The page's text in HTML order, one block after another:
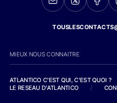
MIEUX NOUS CONNAITRE
ATLANTICO C'EST QUI, C'EST QUOI ?
LE RESEAU D'ATLANTICO
/